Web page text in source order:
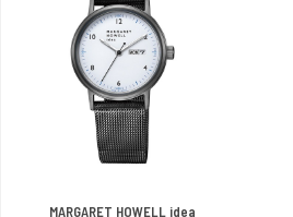
MARGARET HOWELL idea